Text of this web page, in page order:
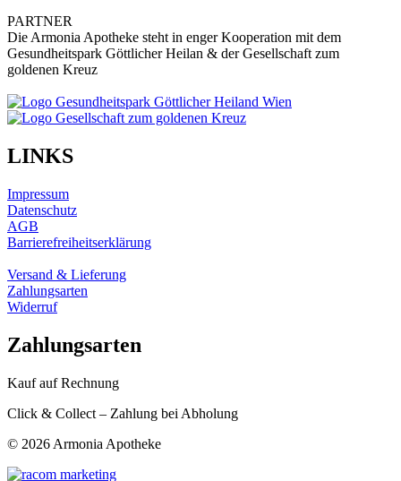
PARTNER
Die Armonia Apotheke steht in enger Kooperation mit dem
Gesundheitspark Göttlicher Heilan & der Gesellschaft zum
goldenen Kreuz
LINKS
Impressum
Datenschutz
AGB
Barrierefreiheitserklärung
Versand & Lieferung
Zahlungsarten
Widerruf
Zahlungsarten
Kauf auf Rechnung
Click & Collect – Zahlung bei Abholung
© 2026 Armonia Apotheke